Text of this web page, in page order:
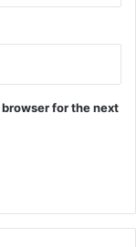
for the next